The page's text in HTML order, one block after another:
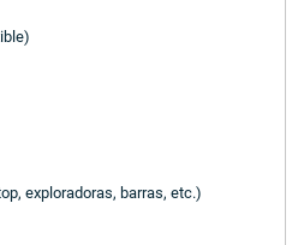
exploradoras, barras, etc.)